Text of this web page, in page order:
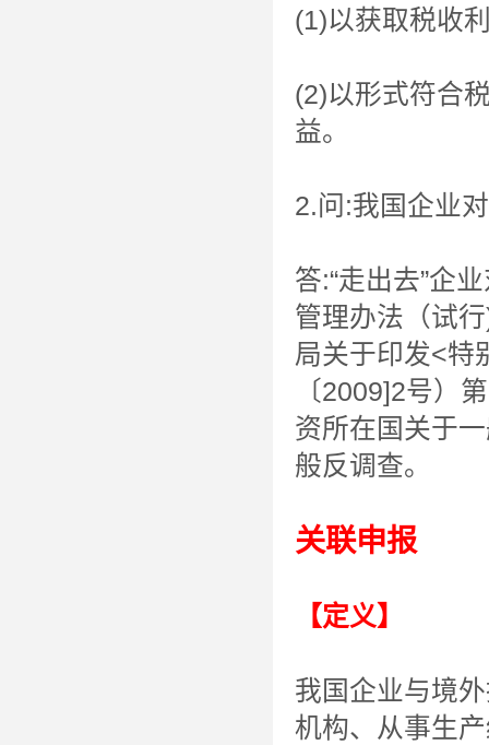
(1)以获取税收
(2)以形式符合
益。
2.问:我国企业
答:“走出去”企
管理办法（试
局关于印发<特
〔2009]2号）
资所在国关于
般反调查。
关联申报
【定义】
我国企业与境
机构、从事生